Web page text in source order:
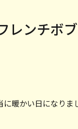
レンチボブ
に暖かい日になりま